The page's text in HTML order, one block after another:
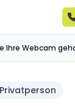
Privatperson